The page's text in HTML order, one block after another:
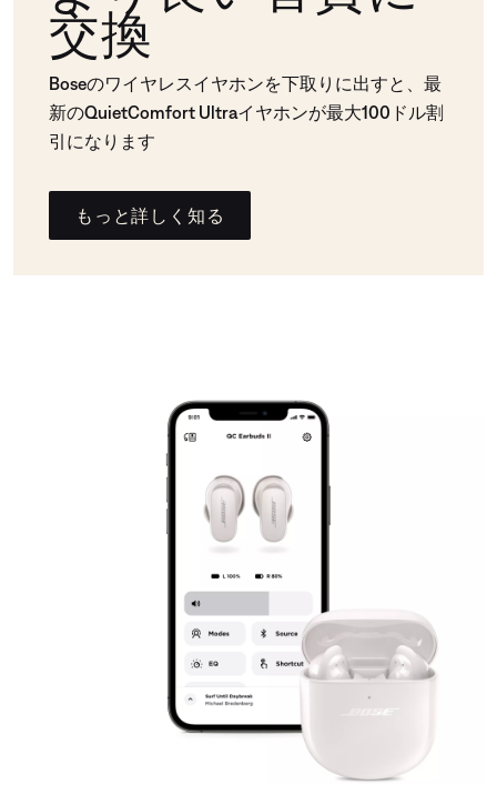
交換
Boseのワイヤレスイヤホンを下取りに出すと、最
新のQuietComfort Ultraイヤホンが最大100ドル割
引になります
もっと詳しく知る